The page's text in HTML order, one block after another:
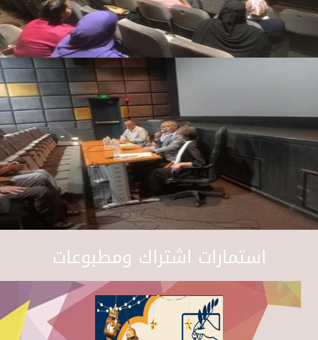
استمارات اشتراك ومطبوعات